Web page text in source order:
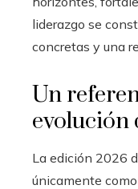
liderazgo se
concretas y una
Un
evolución
La edición 2026
únicamente